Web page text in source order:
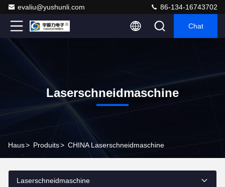
evaliu@yushunli.com 86-134-16743702
Chat
Laserschneidmaschine
Haus> Produits> CHINA Laserschneidmaschine
Laserschneidmaschine